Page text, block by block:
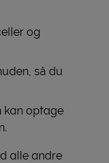
og
så du
kan optage
alle andre